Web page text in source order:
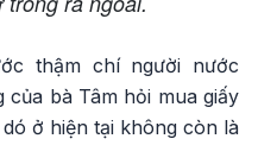
thậm chí người nước
của bà Tâm hỏi mua giấy
ở hiện tại không còn là